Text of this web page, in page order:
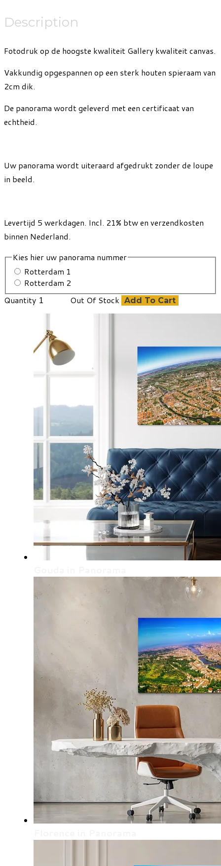
Description
Fotodruk op de hoogste kwaliteit Gallery kwaliteit canvas.
Vakkundig opgespannen op een sterk houten spieraam van
2cm dik.
De panorama wordt geleverd met een certificaat van
echtheid.
Uw panorama wordt uiteraard afgedrukt zonder de loupe
in beeld.
Levertijd 5 werkdagen. Incl. 21% btw en verzendkosten
binnen Nederland.
Kies hier uw panorama nummer
Rotterdam 1
Rotterdam 2
Quantity
Out Of Stock Add To Cart